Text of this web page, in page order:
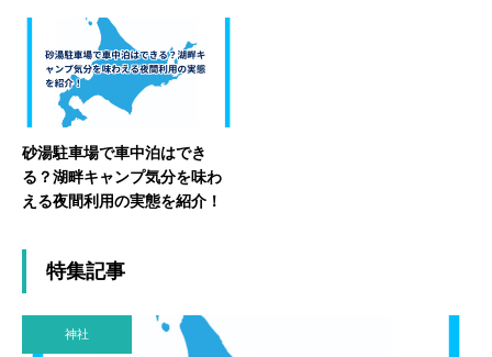
砂湯駐車場で車中泊はでき
る？湖畔キャンプ気分を味わ
える夜間利用の実態を紹介！
特集記事
神社